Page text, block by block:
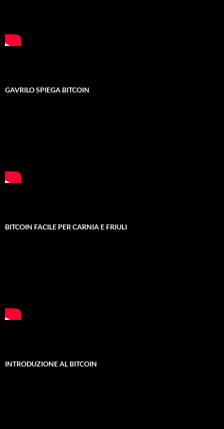
GAVRILO SPIEGA BITCOIN
BITCOIN FACILE PER CARNIA E FRIULI
INTRODUZIONE AL BITCOIN